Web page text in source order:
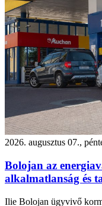
2026. augusztus 07.,
Bolojan az
alkalmatlanság és
Ilie Bolojan ügyvivő